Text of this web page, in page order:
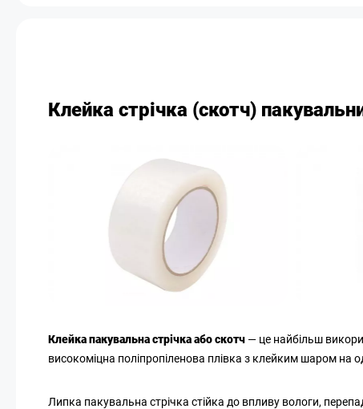
Клейка стрічка (скотч)
Клейка пакувальна стрічка або скотч — це найбільш
високоміцна поліпропіленова плівка з клейким шаром на
Липка пакувальна стрічка стійка до впливу вологи,